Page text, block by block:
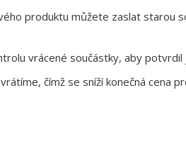
produktu můžete zaslat starou
vrácené součástky, aby
čímž se sníží konečná cena